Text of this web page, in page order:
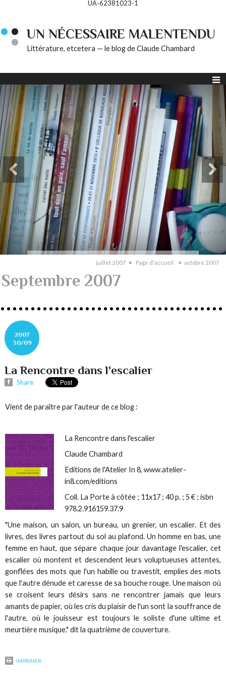
UA-62381023-1
UN NÉCESSAIRE MALENTENDU
Littérature, etcetera — le blog de Claude Chambard
juillet 2007 Page d'accueil octobre 2007
Septembre 2007
2007
30/09
La Rencontre dans l'escalier
Share
Vient de paraître par l'auteur de ce blog :
La Rencontre dans l'escalier
Claude Chambard
Editions de l'Atelier In 8, www.atelier-
in8.com/editions
Coll. La Porte à côtée ; 11x17 ; 40 p. ; 5 € ; isbn
978.2.916159.37.9
"Une maison, un salon, un bureau, un grenier, un escalier. Et des
livres, des livres partout du sol au plafond. Un homme en bas, une
femme en haut, que sépare chaque jour davantage l'escalier, cet
escalier où montent et descendent leurs voluptueuses attentes,
gonflées des mots que l'un habille ou travestit, emplies des mots
que l'autre dénude et caresse de sa bouche rouge. Une maison où
se croisent leurs désirs sans ne rencontrer jamais que leurs
amants de papier, où les cris du plaisir de l'un sont la souffrance de
l'autre, où le jouisseur est toujours le soliste d'une ultime et
meurtière musique." dit la quatrième de couverture.
IMPRIMER